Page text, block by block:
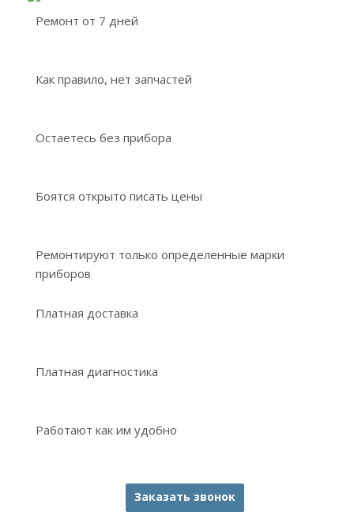
Ремонт от 7 дней
Как правило, нет запчастей
Остаетесь без прибора
Боятся открыто писать цены
Ремонтируют только определенные марки
приборов
Платная доставка
Платная диагностика
Работают как им удобно
Заказать звонок